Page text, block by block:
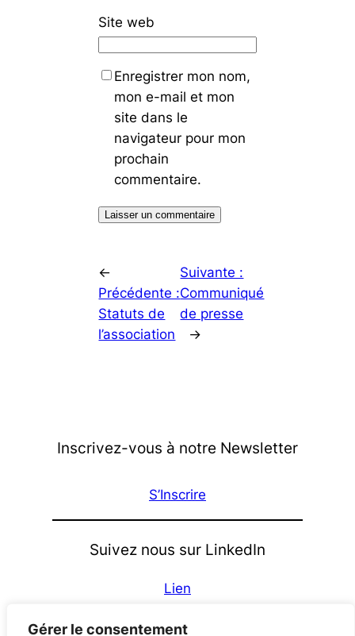
Gérer le consentement
Site web
Enregistrer mon nom,
mon e-mail et mon
site dans le
navigateur pour mon
prochain
commentaire.
←
Précédente :
Statuts de
l’association
Suivante :
Communiqué
de presse
→
Inscrivez-vous à notre Newsletter
S’Inscrire
Suivez nous sur LinkedIn
Lien